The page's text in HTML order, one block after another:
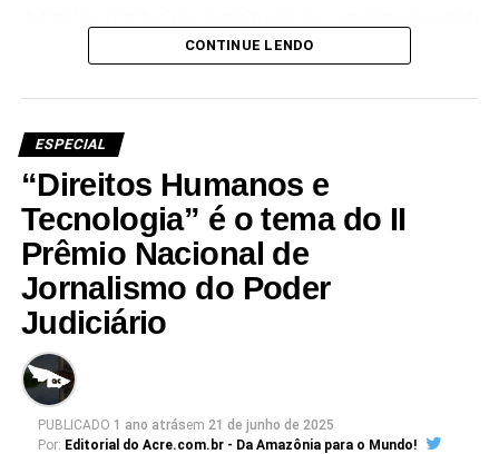
indicates that the Oxytocin peptide may hold promise in
its speculative implications.
Structural Composition and Mechanisms
Oxytocin is a neurohypophysial peptide composed of
nine amino acids, forming a cyclic structure stabilized
by a disulfide bond. Research indicates that its
molecular framework may allow it to interact with
Oxytocin receptors, which are widely distributed
throughout the organism. These receptors are theorized
to play a role in modulating neurochemical signaling,
immune responses, and metabolic adaptation.
CONTINUE LENDO
ESPECIAL
“Direitos Humanos e
Tecnologia” é o tema do II
Prêmio Nacional de
Jornalismo do Poder
Judiciário
PUBLICADO 1 ano atrásem 21 de junho de 2025
Por: Editorial do Acre.com.br - Da Amazônia para o Mundo!